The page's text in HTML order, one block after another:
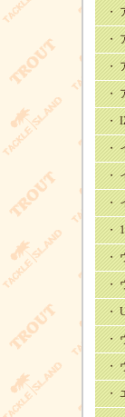
・
・
・
・
・
・
・
・
・
・
・
・
・
・
・